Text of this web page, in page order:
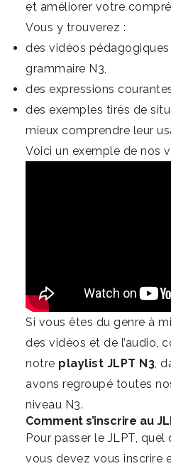
et améliorer votre
Vous y trouverez :
des vidéos
grammaire N3,
des expressions
des exemples tirés de
mieux comprendre leur
Voici un exemple de nos
Si vous êtes du genre à
des vidéos et de l’audio,
notre playlist JLPT N3 ,
avons regroupé toutes
niveau N3.
Comment s’inscrire au
Pour passer le JLPT, quel
vous devez vous inscrire